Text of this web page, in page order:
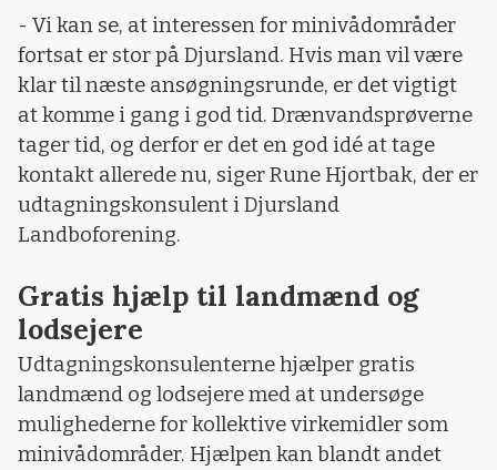
- Vi kan se, at interessen for minivådområder
fortsat er stor på Djursland. Hvis man vil være
klar til næste ansøgningsrunde, er det vigtigt
at komme i gang i god tid. Drænvandsprøverne
tager tid, og derfor er det en god idé at tage
kontakt allerede nu, siger Rune Hjortbak, der er
udtagningskonsulent i Djursland
Landboforening.
Gratis hjælp til landmænd og
lodsejere
Udtagningskonsulenterne hjælper gratis
landmænd og lodsejere med at undersøge
mulighederne for kollektive virkemidler som
minivådområder. Hjælpen kan blandt andet